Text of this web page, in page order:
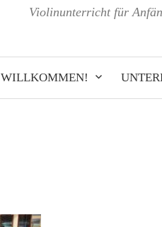
Violinunterricht für
WILLKOMMEN!